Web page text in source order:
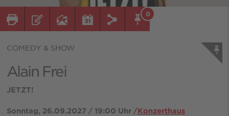
0
COMEDY & SHOW
Alain Frei
JETZT!
Sonntag, 26.09.2027 / 19:00 Uhr /Konzerthaus